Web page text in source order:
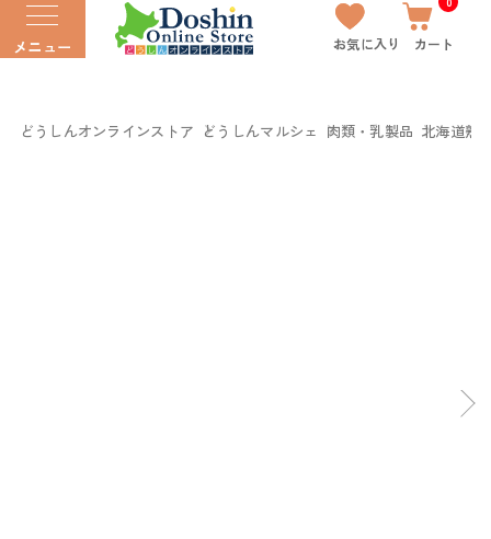
メニュー お気に入り カート
どうしんオンラインストア どうしんマルシェ 肉類・乳製品 北海道熟